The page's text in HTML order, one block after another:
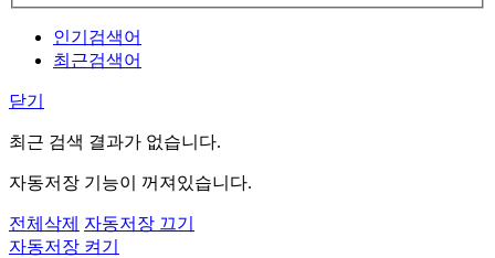
인기검색어
최근검색어
닫기
최근 검색 결과가 없습니다.
자동저장 기능이 꺼져있습니다.
전체삭제 자동저장 끄기
자동저장 켜기